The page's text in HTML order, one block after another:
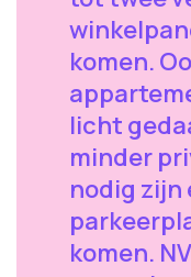
komen.
licht
minder
nodig zijn
komen.